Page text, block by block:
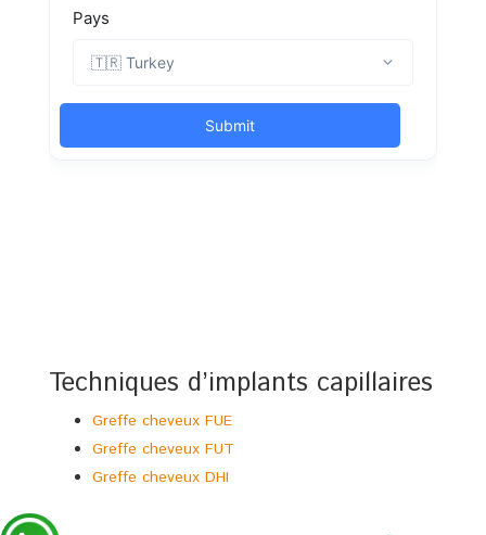
Techniques d’implants capillaires
Greffe cheveux FUE
Greffe cheveux FUT
Greffe cheveux DHI